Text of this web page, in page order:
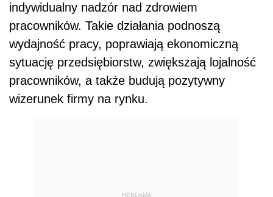
indywidualny nadzór nad zdrowiem
pracowników. Takie działania podnoszą
wydajność pracy, poprawiają ekonomiczną
sytuację przedsiębiorstw, zwiększają lojalność
pracowników, a także budują pozytywny
wizerunek firmy na rynku.
REKLAMA